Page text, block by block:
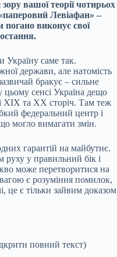
вашої теорії чотирьох
Левіафан» –
виконує свої
Україну саме так.
держави, але натомість
бракує – сильне
цьому сенсі Україна дещо
XIX та XX сторіч. Там теж
федеральний центр і
могло вимагати змін.
гарантій на майбутнє.
у правильний бік і
може перетворитися на
є розуміння помилок,
це є тільки зайвим доказом
повний текст)